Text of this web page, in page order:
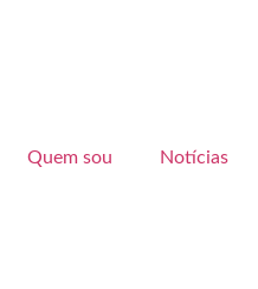
Quem sou Notícias